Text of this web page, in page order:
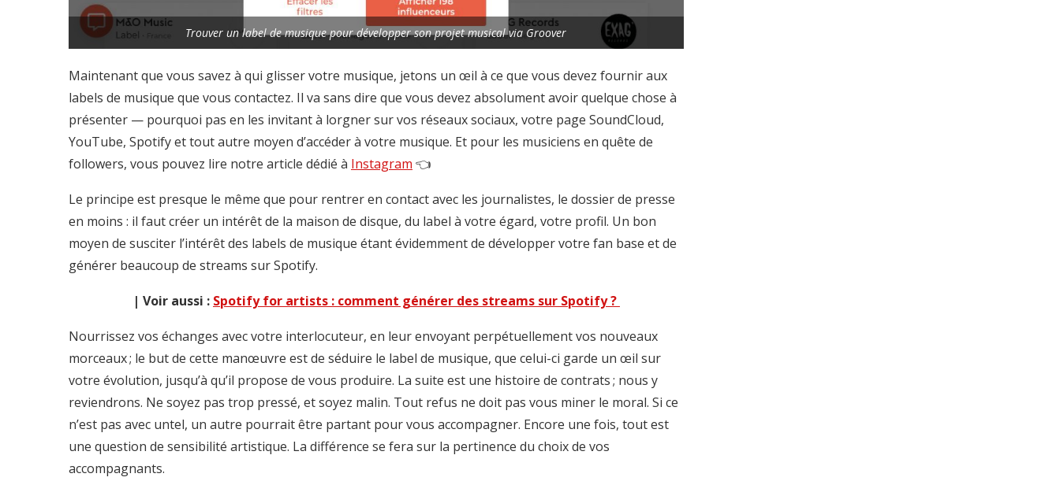
Trouver un label de musique pour développer son projet musical via Groover
Maintenant que vous savez à qui glisser votre musique, jetons un œil à ce que vous devez fournir aux
labels de musique que vous contactez. Il va sans dire que vous devez absolument avoir quelque chose à
présenter — pourquoi pas en les invitant à lorgner sur vos réseaux sociaux, votre page SoundCloud,
YouTube, Spotify et tout autre moyen d’accéder à votre musique. Et pour les musiciens en quête de
followers, vous pouvez lire notre article dédié à Instagram 👈
Le principe est presque le même que pour rentrer en contact avec les journalistes, le dossier de presse
en moins : il faut créer un intérêt de la maison de disque, du label à votre égard, votre profil. Un bon
moyen de susciter l’intérêt des labels de musique étant évidemment de développer votre fan base et de
générer beaucoup de streams sur Spotify.
| Voir aussi : Spotify for artists : comment générer des streams sur Spotify ?
Nourrissez vos échanges avec votre interlocuteur, en leur envoyant perpétuellement vos nouveaux
morceaux ; le but de cette manœuvre est de séduire le label de musique, que celui-ci garde un œil sur
votre évolution, jusqu’à qu’il propose de vous produire. La suite est une histoire de contrats ; nous y
reviendrons. Ne soyez pas trop pressé, et soyez malin. Tout refus ne doit pas vous miner le moral. Si ce
n’est pas avec untel, un autre pourrait être partant pour vous accompagner. Encore une fois, tout est
une question de sensibilité artistique. La différence se fera sur la pertinence du choix de vos
accompagnants.